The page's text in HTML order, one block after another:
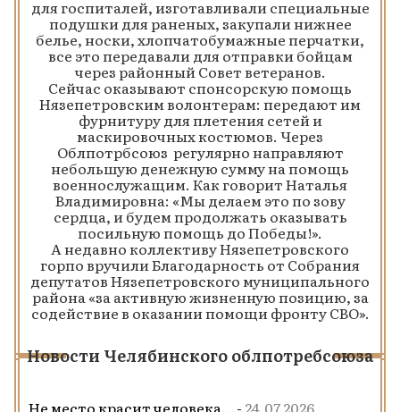
для госпиталей, изготавливали специальные
подушки для раненых, закупали нижнее
белье, носки, хлопчатобумажные перчатки,
все это передавали для отправки бойцам
через районный Совет ветеранов.
Сейчас оказывают спонсорскую помощь
Нязепетровским волонтерам: передают им
фурнитуру для плетения сетей и
маскировочных костюмов. Через
Облпотрбсоюз регулярно направляют
небольшую денежную сумму на помощь
военнослужащим. Как говорит Наталья
Владимировна: «Мы делаем это по зову
сердца, и будем продолжать оказывать
посильную помощь до Победы!».
А недавно коллективу Нязепетровского
горпо вручили Благодарность от Собрания
депутатов Нязепетровского муниципального
района «за активную жизненную позицию, за
содействие в оказании помощи фронту СВО».
Новости Челябинского облпотребсоюза
Не место красит человека… - 24.07.2026